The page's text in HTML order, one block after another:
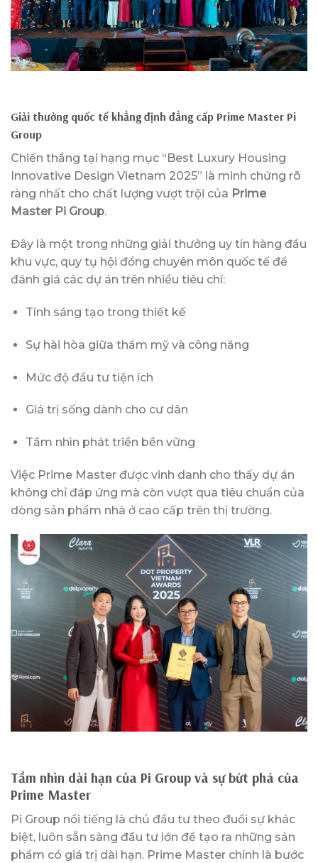
Giải thưởng quốc tế khẳng định đẳng cấp Prime Master Pi
Group
Chiến thắng tại hạng mục “Best Luxury Housing
Innovative Design Vietnam 2025” là minh chứng rõ
ràng nhất cho chất lượng vượt trội của Prime
Master Pi Group.
Đây là một trong những giải thưởng uy tín hàng đầu
khu vực, quy tụ hội đồng chuyên môn quốc tế để
đánh giá các dự án trên nhiều tiêu chí:
Tính sáng tạo trong thiết kế
Sự hài hòa giữa thẩm mỹ và công năng
Mức độ đầu tư tiện ích
Giá trị sống dành cho cư dân
Tầm nhìn phát triển bền vững
Việc Prime Master được vinh danh cho thấy dự án
không chỉ đáp ứng mà còn vượt qua tiêu chuẩn của
dòng sản phẩm nhà ở cao cấp trên thị trường.
Tầm nhìn dài hạn của Pi Group và sự bứt phá của
Prime Master
Pi Group nổi tiếng là chủ đầu tư theo đuổi sự khác
biệt, luôn sẵn sàng đầu tư lớn để tạo ra những sản
phẩm có giá trị dài hạn. Prime Master chính là bước